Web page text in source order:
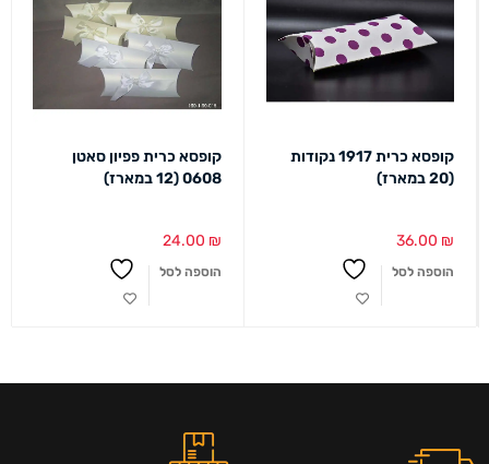
קופסא כרית 1917 נקודות
(20 במארז)
36.00 ₪
הוספה לסל
קופסא כרית פפיון סאטן
0608 (12 במארז)
24.00 ₪
הוספה לסל